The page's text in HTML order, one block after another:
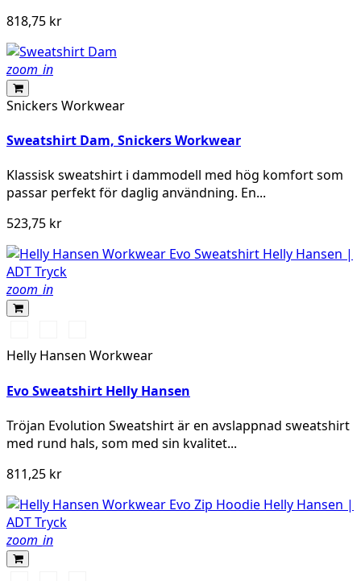
818,75 kr
zoom_in
Snickers Workwear
Sweatshirt Dam, Snickers Workwear
Klassisk sweatshirt i dammodell med hög komfort som
passar perfekt för daglig användning. En...
523,75 kr
zoom_in
NAVYBLACK GREY
MELANGE
Helly Hansen Workwear
Evo Sweatshirt Helly Hansen
Tröjan Evolution Sweatshirt är en avslappnad sweatshirt
med rund hals, som med sin kvalitet...
811,25 kr
zoom_in